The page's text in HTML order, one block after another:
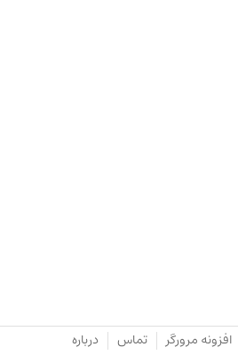
افزونه مرورگر تماس درباره